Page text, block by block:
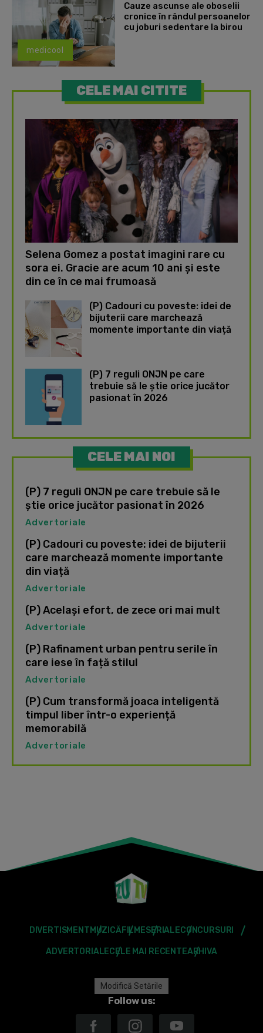
medicool
Cauze ascunse ale oboselii
cronice în rândul persoanelor
cu joburi sedentare la birou
CELE MAI CITITE
Selena Gomez a postat imagini rare cu
sora ei. Gracie are acum 10 ani și este
din ce în ce mai frumoasă
(P) Cadouri cu poveste: idei de
bijuterii care marchează
momente importante din viață
(P) 7 reguli ONJN pe care
trebuie să le știe orice jucător
pasionat în 2026
CELE MAI NOI
(P) 7 reguli ONJN pe care trebuie să le
știe orice jucător pasionat în 2026
Advertoriale
(P) Cadouri cu poveste: idei de bijuterii
care marchează momente importante
din viață
Advertoriale
(P) Același efort, de zece ori mai mult
Advertoriale
(P) Rafinament urban pentru serile în
care iese în față stilul
Advertoriale
(P) Cum transformă joaca inteligentă
timpul liber într-o experiență
memorabilă
Advertoriale
DIVERTISMENT MUZICĂFILMESERIALECONCURSURI
ADVERTORIALECELE MAI RECENTEARHIVA
Modifică Setările
Follow us: